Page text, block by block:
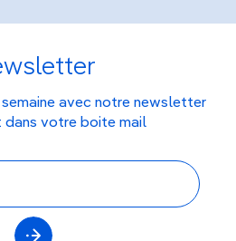
semaine avec notre newsletter
dans votre boite mail